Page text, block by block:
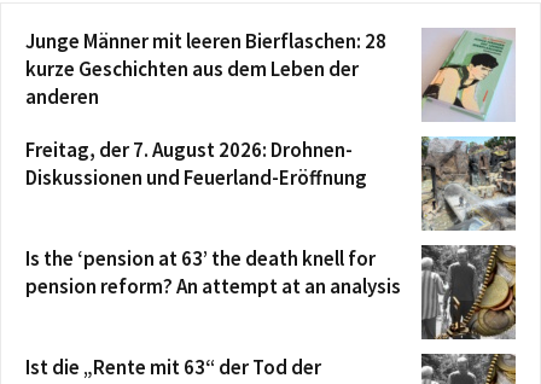
Junge Männer mit leeren Bierflaschen: 28
kurze Geschichten aus dem Leben der
anderen
Freitag, der 7. August 2026: Drohnen-
Diskussionen und Feuerland-Eröffnung
Is the ‘pension at 63’ the death knell for
pension reform? An attempt at an analysis
Ist die „Rente mit 63“ der Tod der